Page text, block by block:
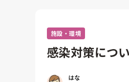
施設・環境
感染対策につ
はな